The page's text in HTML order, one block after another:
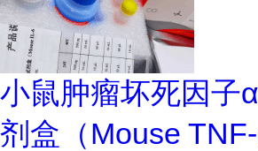
小鼠肿瘤坏死因子
剂盒（Mouse